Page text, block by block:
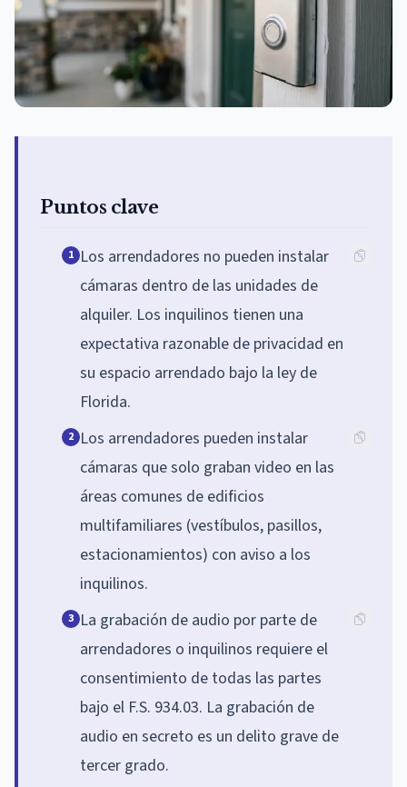
Puntos clave
1 Los arrendadores no pueden instalar
cámaras dentro de las unidades de
alquiler. Los inquilinos tienen una
expectativa razonable de privacidad en
su espacio arrendado bajo la ley de
Florida.
2 Los arrendadores pueden instalar
cámaras que solo graban video en las
áreas comunes de edificios
multifamiliares (vestíbulos, pasillos,
estacionamientos) con aviso a los
inquilinos.
3 La grabación de audio por parte de
arrendadores o inquilinos requiere el
consentimiento de todas las partes
bajo el F.S. 934.03. La grabación de
audio en secreto es un delito grave de
tercer grado.